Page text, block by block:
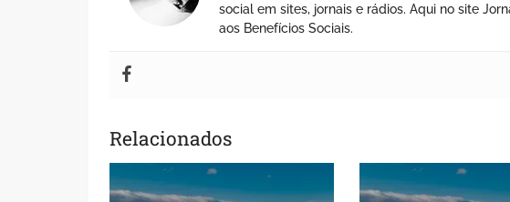
social em sites, jornais e rádios. Aqui no site
aos Benefícios Sociais.
Relacionados